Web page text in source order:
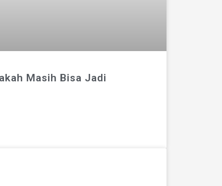
Masih Bisa Jadi